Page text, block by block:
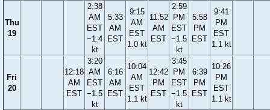
Thu
19
2:38
AM
EST
−1.4
kt
5:33
AM
EST
9:15
AM
EST
1.0 kt
11:52
AM
EST
2:59
PM
EST
−1.5
kt
5:58
PM
EST
9:41
PM
EST
1.1 kt
Fri
20
12:18
AM
EST
3:20
AM
EST
−1.5
kt
6:16
AM
EST
10:04
AM
EST
1.1 kt
12:42
PM
EST
3:45
PM
EST
−1.5
kt
6:39
PM
EST
10:26
PM
EST
1.1 kt